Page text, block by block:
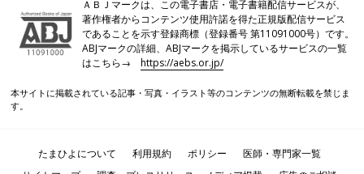
ＡＢＪマークは、この電子書店・電子書籍配信サービスが、
著作権者からコンテンツ使用許諾を得た正規版配信サービス
であることを示す登録商標（登録番号 第11091000号）です。
ABJマークの詳細、ABJマークを掲示しているサービスの一覧
はこちら→https://aebs.or.jp/
本サイトに掲載されている記事・写真・イラスト等のコンテンツの無断転載を禁じま
す。
たまひよについて 利用規約 ポリシー
医師・専門家一覧